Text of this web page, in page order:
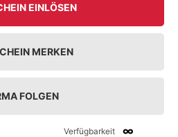
EINLÖSEN
MERKEN
FOLGEN
Verfügbarkeit ∞